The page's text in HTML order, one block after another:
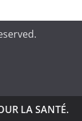
LA SANTÉ.